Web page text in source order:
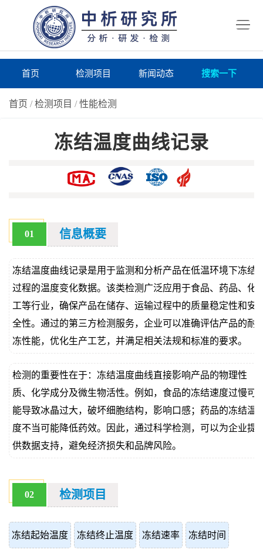
首页 检测项目 新闻动态 搜索一下
首页 /检测项目 /性能检测
冻结温度曲线记录
01 信息概要
冻结温度曲线记录是用于监测和分析产品在低温环境下冻结
过程的温度变化数据。该类检测广泛应用于食品、药品、化
工等行业，确保产品在储存、运输过程中的质量稳定性和安
全性。通过的第三方检测服务，企业可以准确评估产品的耐
冻性能，优化生产工艺，并满足相关法规和标准的要求。
检测的重要性在于：冻结温度曲线直接影响产品的物理性
质、化学成分及微生物活性。例如，食品的冻结速度过慢可
能导致冰晶过大，破坏细胞结构，影响口感；药品的冻结温
度不当可能降低药效。因此，通过科学检测，可以为企业提
供数据支持，避免经济损失和品牌风险。
02 检测项目
冻结起始温度 冻结终止温度 冻结速率 冻结时间
价
真
伪
查